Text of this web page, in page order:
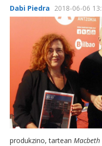
Dabi Piedra 2018-06-06
produkzino, tartean Macbeth